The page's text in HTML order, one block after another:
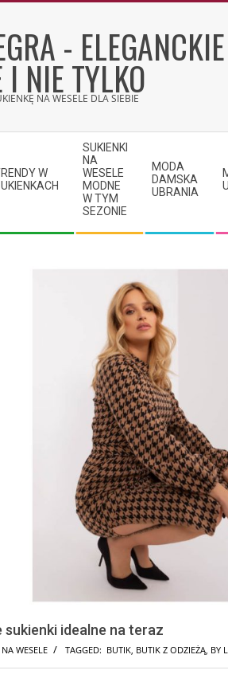
-
I NIE TYLKO
NA WESELE DLA SIEBIE
W
SUKIENKI
NA
WESELE
MODNE
W TYM
SEZONIE
MODA
DAMSKA
UBRANIA
sukienki idealne na teraz
WESELE TAGGED: BUTIK, BUTIK Z ODZIEŻĄ, BY